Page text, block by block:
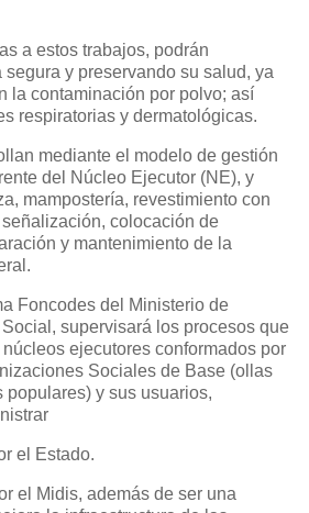
a estos trabajos, podrán
y preservando su salud, ya
la contaminación por polvo; así
respiratorias y dermatológicas.
mediante el modelo de gestión
del Núcleo Ejecutor (NE), y
mampostería, revestimiento con
colocación de
y mantenimiento de la
Foncodes del Ministerio de
supervisará los procesos que
núcleos ejecutores conformados por
Sociales de Base (ollas
populares) y sus usuarios,
el Estado.
el Midis, además de ser una